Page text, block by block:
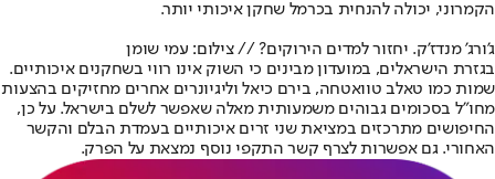
הקמרוני, יכולה להנחית בכרמל שחקן איכותי יותר.
ג'ורג' מנדז'ק. יחזור למדים הירוקים? // צילום: עמי שומן
בגזרת הישראלים, במועדון מבינים כי השוק אינו רווי בשחקנים איכותיים.
שמות כמו טאלב טוואטחה, בירם כיאל וליגיונרים אחרים מחזיקים בהצעות
מחו"ל בסכומים גבוהים משמעותית מאלה שאפשר לשלם בישראל. על כן,
החיפושים מתרכזים במציאת שני זרים איכותיים בעמדת הבלם והקשר
האחורי. גם אפשרות לצרף קשר התקפי נוסף נמצאת על הפרק.